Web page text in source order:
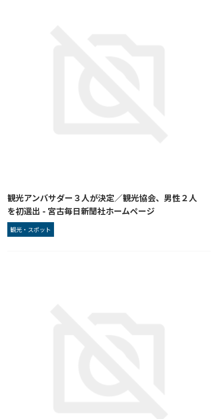
観光アンバサダー３人が決定／観光協会、男性２人
を初選出 - 宮古毎日新聞社ホームページ
観光・スポット